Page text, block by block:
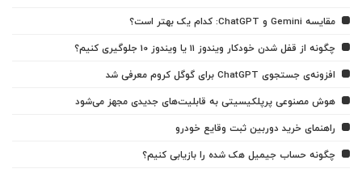
مقایسه Gemini و ChatGPT: کدام یک بهتر است؟
چگونه از قفل شدن خودکار ویندوز 11 یا ویندوز 10 جلوگیری کنیم؟
افزونه‌ی جستجوی ChatGPT برای گوگل کروم معرفی شد
هوش مصنوعی پرپلکیسیتی به قابلیت‌های جدیدی مجهز می‌شود
راهنمای خرید دوربین ثبت وقایع خودرو
چگونه حساب جیمیل هک شده را بازیابی کنیم؟